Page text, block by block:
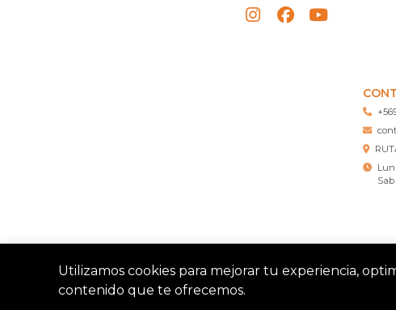
Lun
Sab
Utilizamos cookies para mejorar tu experiencia,
contenido que te ofrecemos.